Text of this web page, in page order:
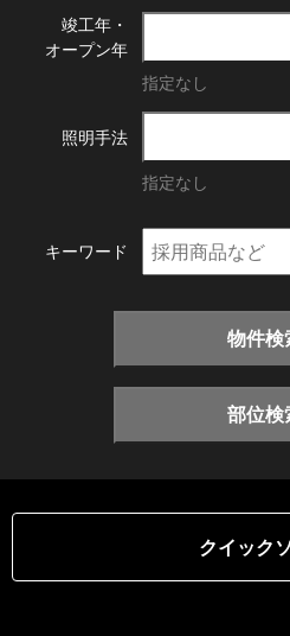
竣工年・
オープン年
指定なし
照明手法
指定なし
キーワード
物件検
部位検
クイック